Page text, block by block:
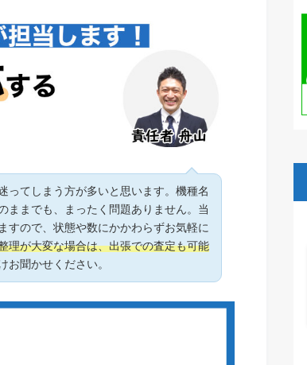
ってしまう方が多いと思います。機種名
ままでも、まったく問題ありません。当
すので、状態や数にかかわらずお気軽に
理が大変な場合は、出張での査定も可能
聞かせください。